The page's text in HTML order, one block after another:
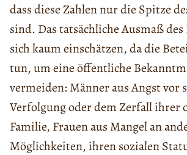
dass diese Zahlen nur die Spitze
sind. Das tatsächliche Ausmaß
sich kaum einschätzen, da die
tun, um eine öffentliche
vermeiden: Männer aus Angst vor
Verfolgung oder dem Zerfall ihrer
Familie, Frauen aus Mangel an
Möglichkeiten, ihren sozialen